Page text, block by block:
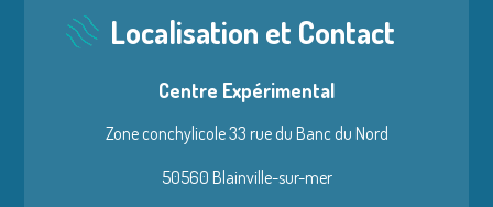
Localisation et Contact
Centre Expérimental
Zone conchylicole 33 rue du Banc du Nord
50560 Blainville-sur-mer